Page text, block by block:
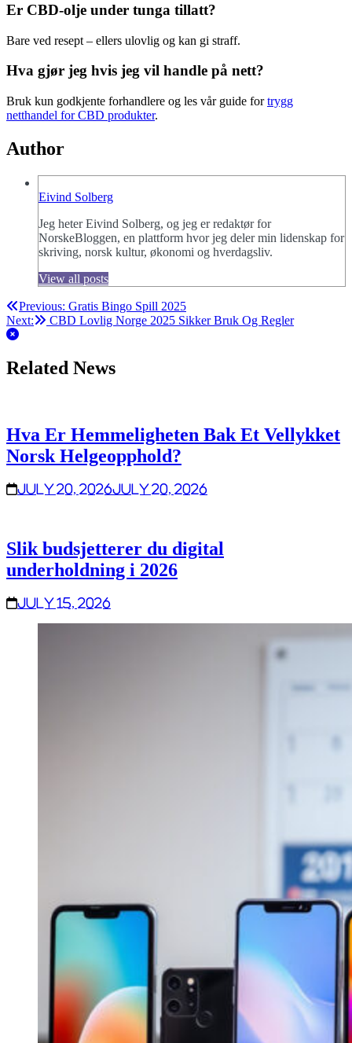
Er CBD-olje under tunga tillatt?
Bare ved resept – ellers ulovlig og kan gi straff.
Hva gjør jeg hvis jeg vil handle på nett?
Bruk kun godkjente forhandlere og les vår guide fortrygg
netthandel for CBD produkter.
Author
Eivind Solberg
Jeg heter Eivind Solberg, og jeg er redaktør for
NorskeBloggen, en plattform hvor jeg deler min lidenskap for
skriving, norsk kultur, økonomi og hverdagsliv.
View all posts
Post
navigation
Previous: Gratis Bingo Spill 2025
Next:
CBD Lovlig Norge 2025 Sikker Bruk Og Regler
Related News
Hva Er Hemmeligheten Bak Et Vellykket
Norsk Helgeopphold?
July 20, 2026July 20, 2026
Slik budsjetterer du digital
underholdning i 2026
July 15, 2026